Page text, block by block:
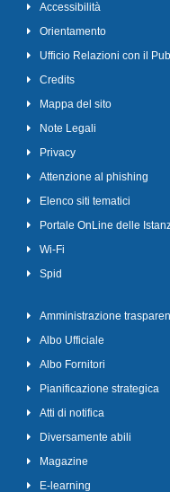
Accessibilità
Orientamento
Ufficio Relazioni con il
Credits
Mappa del sito
Note Legali
Privacy
Attenzione al phishing
Elenco siti tematici
Portale OnLine delle
Wi-Fi
Spid
Amministrazione
Albo Ufficiale
Albo Fornitori
Pianificazione strategica
Atti di notifica
Diversamente abili
Magazine
E-learning